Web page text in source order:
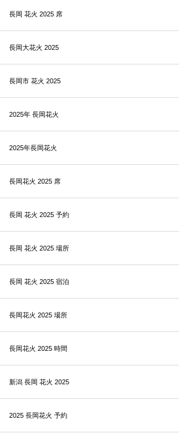
長岡 花火 2025 席
長岡大花火 2025
長岡市 花火 2025
2025年 長岡花火
2025年長岡花火
長岡花火 2025 席
長岡 花火 2025 予約
長岡 花火 2025 場所
長岡 花火 2025 宿泊
長岡花火 2025 場所
長岡花火 2025 時間
新潟 長岡 花火 2025
2025 長岡花火 予約